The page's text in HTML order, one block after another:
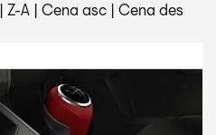
| Z-A | Cena asc | Cena des